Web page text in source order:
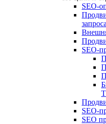
SEO-
SEO-
SEO-
SEO